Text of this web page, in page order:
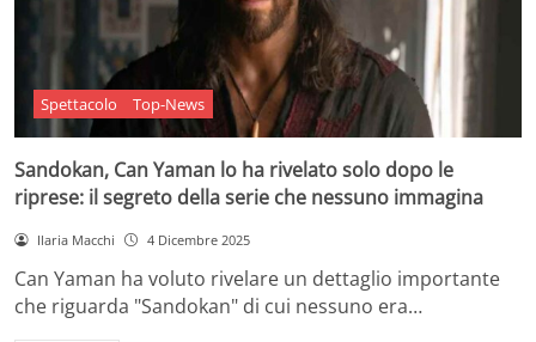
Spettacolo Top-News
Sandokan, Can Yaman lo ha rivelato solo dopo le
riprese: il segreto della serie che nessuno immagina
Ilaria Macchi 4 Dicembre 2025
Can Yaman ha voluto rivelare un dettaglio importante
che riguarda "Sandokan" di cui nessuno era…